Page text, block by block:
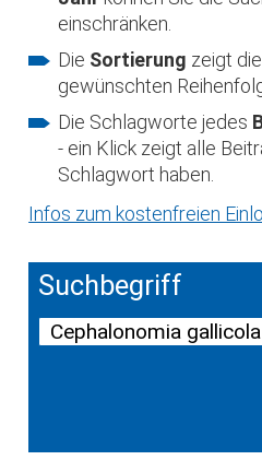
einschränken.
Die Sortierung zeigt
gewünschten
Die Schlagworte jedes
- ein Klick zeigt alle
Schlagwort haben.
Infos zum kostenfreien
Suchbegriff